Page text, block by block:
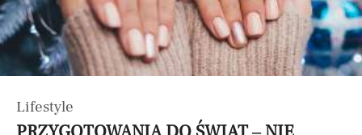
Lifestyle